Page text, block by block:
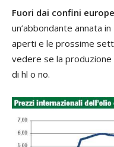
Fuori dai confini
un’abbondante annata
aperti e le prossime
vedere se la
di hl o no.